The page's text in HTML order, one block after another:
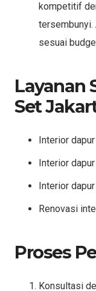
kompetitif
sesuai
Layanan
Set
Interior
Interior
Interior
Renovasi
Proses
Konsultasi